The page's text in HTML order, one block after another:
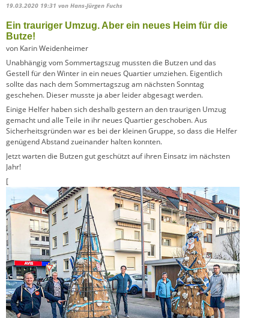
19.03.2020 19:31 von Hans-Jürgen Fuchs
Ein trauriger Umzug. Aber ein neues Heim für die
Butze!
von Karin Weidenheimer
Unabhängig vom Sommertagszug mussten die Butzen und das
Gestell für den Winter in ein neues Quartier umziehen. Eigentlich
sollte das nach dem Sommertagszug am nächsten Sonntag
geschehen. Dieser musste ja aber leider abgesagt werden.
Einige Helfer haben sich deshalb gestern an den traurigen Umzug
gemacht und alle Teile in ihr neues Quartier geschoben. Aus
Sicherheitsgründen war es bei der kleinen Gruppe, so dass die Helfer
genügend Abstand zueinander halten konnten.
Jetzt warten die Butzen gut geschützt auf ihren Einsatz im nächsten
Jahr!
[